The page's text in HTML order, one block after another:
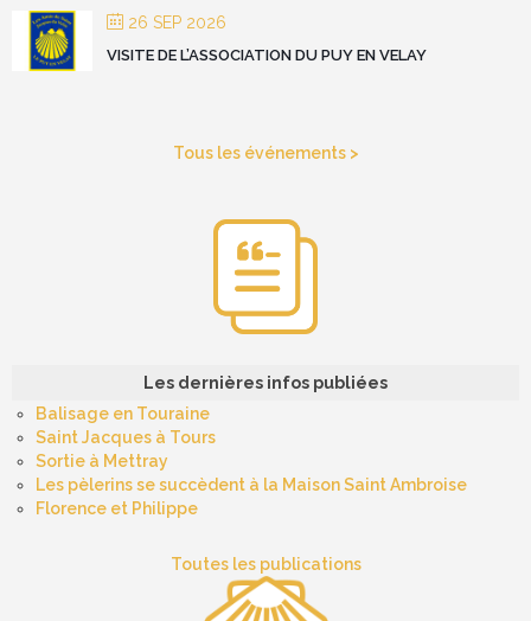
26 SEP 2026
VISITE DE L’ASSOCIATION DU PUY EN VELAY
Tous les événements >
Les dernières infos publiées
Balisage en Touraine
Saint Jacques à Tours
Sortie à Mettray
Les pèlerins se succèdent à la Maison Saint Ambroise
Florence et Philippe
Toutes les publications